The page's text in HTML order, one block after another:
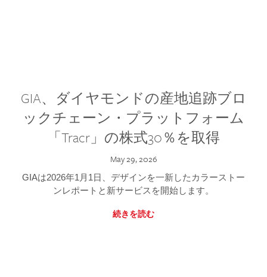
GIA、ダイヤモンドの産地追跡ブロ
ックチェーン・プラットフォーム
「Tracr」の株式30％を取得
May 29, 2026
GIAは2026年1月1日、デザインを一新したカラーストー
ンレポートと新サービスを開始します。
続きを読む